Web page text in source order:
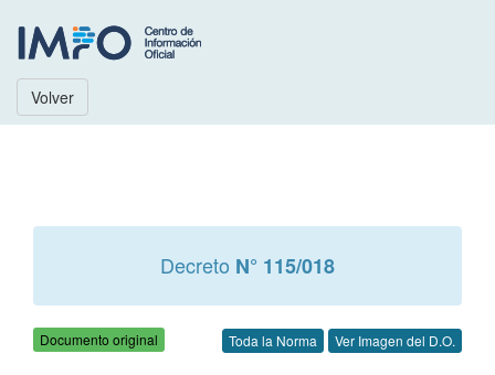
Volver
Decreto N° 115/018
Documento original Toda la Norma Ver Imagen del D.O.